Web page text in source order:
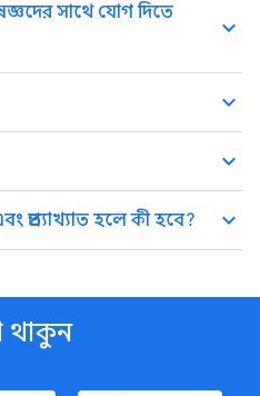
keyboard_arrow_up
সাথে যোগ দিতে
keyboard_arrow_up
keyboard_arrow_up
keyboard_arrow_up
প্রত্যাখ্যাত হলে কী হবে?
থাকুন